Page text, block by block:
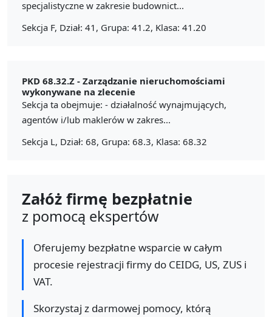
specjalistyczne w zakresie budownict...
Sekcja F, Dział: 41, Grupa: 41.2, Klasa: 41.20
PKD 68.32.Z - Zarządzanie nieruchomościami
wykonywane na zlecenie
Sekcja ta obejmuje: - działalność wynajmujących,
agentów i/lub maklerów w zakres...
Sekcja L, Dział: 68, Grupa: 68.3, Klasa: 68.32
Załóż firmę bezpłatnie
z pomocą ekspertów
Oferujemy bezpłatne wsparcie w całym
procesie rejestracji firmy do CEIDG, US, ZUS i
VAT.
Skorzystaj z darmowej pomocy, którą